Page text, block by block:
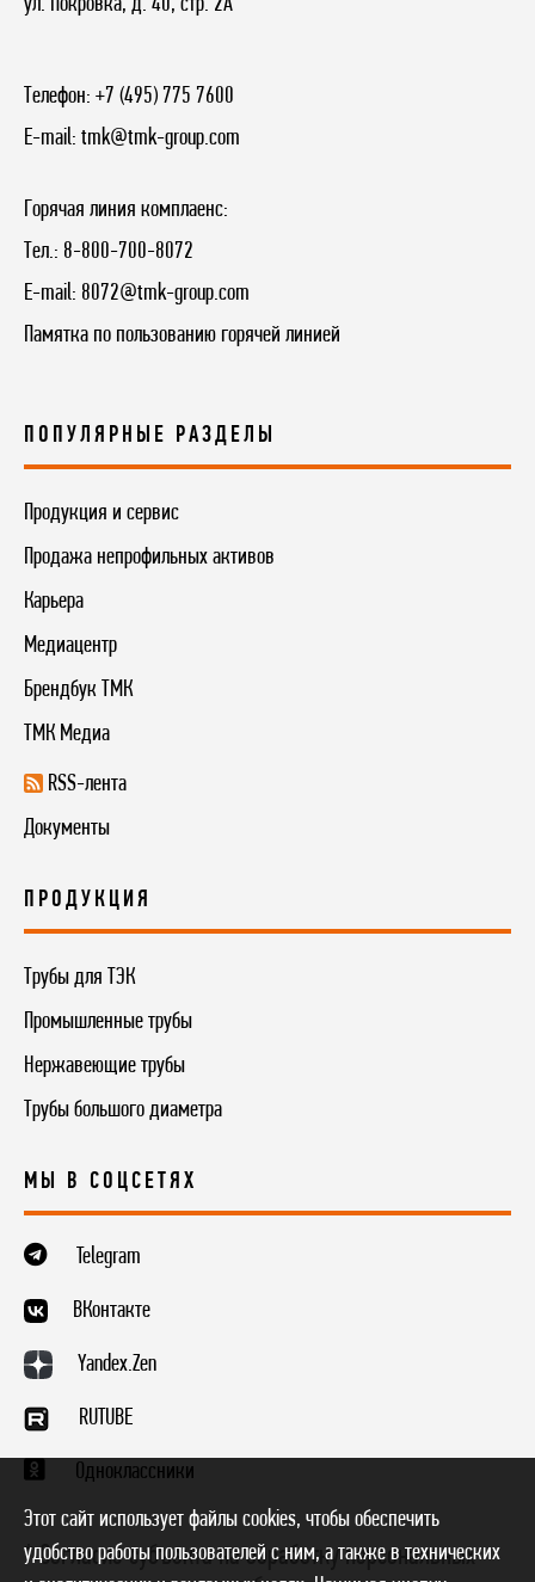
Телефон: +7 (495) 775 7600
E-mail: tmk@tmk-group.com
Горячая линия комплаенс:
Тел.: 8-800-700-8072
E-mail: 8072@tmk-group.com
Памятка по пользованию горячей линией
ПОПУЛЯРНЫЕ РАЗДЕЛЫ
Продукция и сервис
Продажа непрофильных активов
Карьера
Медиацентр
Брендбук ТМК
ТМК Медиа
RSS-лента
Документы
ПРОДУКЦИЯ
Трубы для ТЭК
Промышленные трубы
Нержавеющие трубы
Трубы большого диаметра
МЫ В СОЦСЕТЯХ
Telegram
ВКонтакте
Yandex.Zen
RUTUBE
Одноклассники
* Согласие субъекта на обработку персональных
Этот сайт использует файлы cookies, чтобы обеспечить
удобство работы пользователей с ним, а также в технических